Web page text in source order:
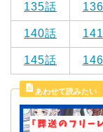
135話
140話
145話